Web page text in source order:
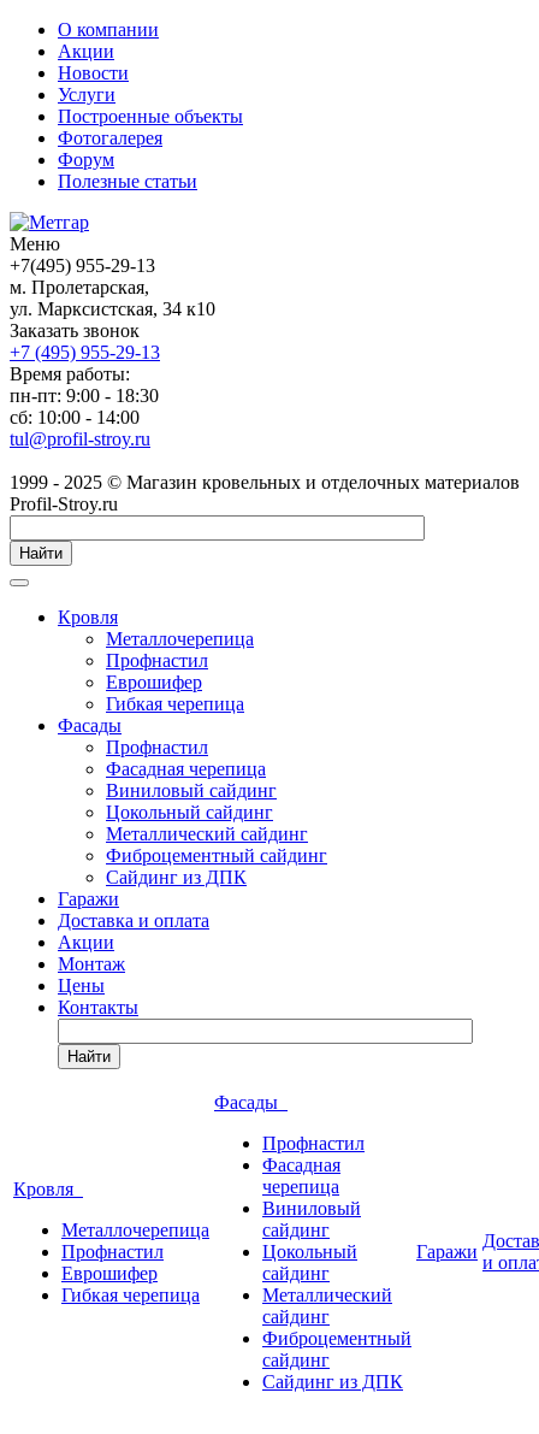
О компании
Акции
Новости
Услуги
Построенные объекты
Фотогалерея
Форум
Полезные статьи
Меню
+7(495) 955-29-13
м. Пролетарская,
ул. Марксистская, 34 к10
Заказать звонок
+7 (495) 955-29-13
Время работы:
пн-пт: 9:00 - 18:30
сб: 10:00 - 14:00
tul@profil-stroy.ru
1999 - 2025 © Магазин кровельных и отделочных материалов
Profil-Stroy.ru
Найти
Кровля
Металлочерепица
Профнастил
Еврошифер
Гибкая черепица
Фасады
Профнастил
Фасадная черепица
Виниловый сайдинг
Цокольный сайдинг
Металлический сайдинг
Фиброцементный сайдинг
Сайдинг из ДПК
Гаражи
Доставка и оплата
Акции
Монтаж
Цены
Контакты
Найти
Кровля
Металлочерепица
Профнастил
Еврошифер
Гибкая черепица
Фасады
Профнастил
Фасадная
черепица
Виниловый
сайдинг
Цокольный
сайдинг
Металлический
сайдинг
Фиброцементный
сайдинг
Сайдинг из ДПК
Гаражи
и